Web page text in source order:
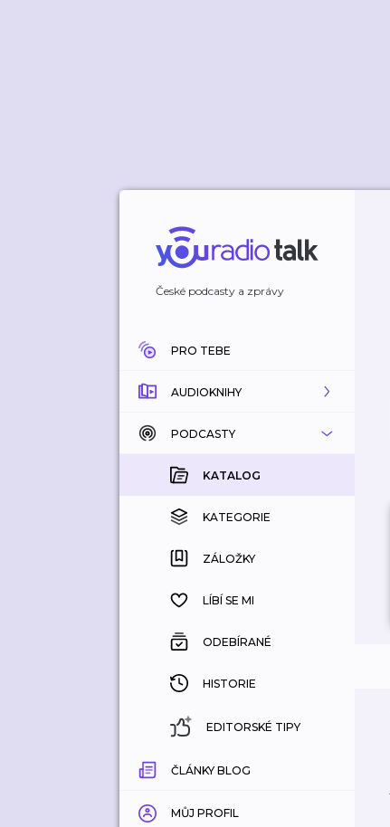
České podcasty a zprávy
PRO TEBE
AUDIOKNIHY
KATALOG
KOUPENÉ
KATEGORIE
ZÁLOŽKY
HISTORIE
PODCASTY
KATALOG
KATEGORIE
ZÁLOŽKY
LÍBÍ SE MI
ODEBÍRANÉ
HISTORIE
EDITORSKÉ TIPY
ČLÁNKY BLOG
MŮJ PROFIL